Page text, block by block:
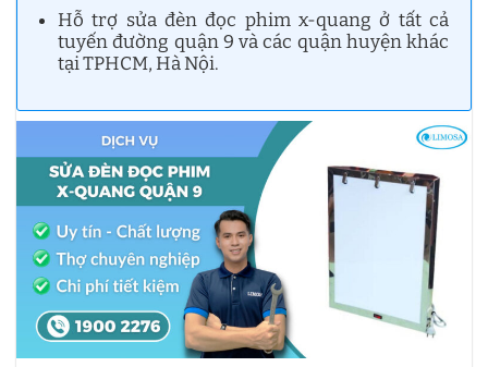
Hỗ trợ sửa đèn đọc phim x-quang ở tất cả
tuyến đường quận 9 và các quận huyện khác
tại TPHCM, Hà Nội.